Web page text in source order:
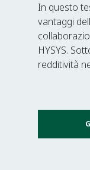
In questo
vantaggi
HYSYS.
redditività